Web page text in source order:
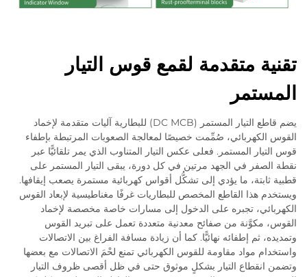
تقنية متقدمة لقمع قوس التيار
المستمر
يضم قاطع التيار المستمر (DC MCB) للبطارية آليات متقدمة لإخماد
القوس الكهربائي، صُمِّمت خصيصًا لمعالجة الصعوبات المرتبطة بإطفاء
قوس التيار المستمر. فعلى عكس التيار المتناوب الذي يمر تلقائيًّا عبر
نقطة الصفر في الجهد مرتين في كل دورة، يبقى التيار المستمر على
قطبية ثابتة، ما يؤدي إلى تشكُّل أقواس كهربائية مستمرة يصعب إيقافها.
ويستخدم هذا القاطع المخصص للبطاريات غرفًا مغناطيسية لإبعاد القوس
الكهربائي، تجبره على الدخول إلى مسارات خاصة مخصصة لإخماد
القوس، مكوَّنة من صفائح معدنية متعددة تعمل على تبريد القوس
وتمديده، ثم إطفائه نهائيًّا. كما أن زيادة مسافة الفراغ بين الاتصالات
واستخدام مواد مقاومة للقوس الكهربائي تمنع لحْمَ الاتصالات مع بعضها
وتضمن انقطاع التيار بشكلٍ موثوق حتى في ظل أقصى ظروف التيار